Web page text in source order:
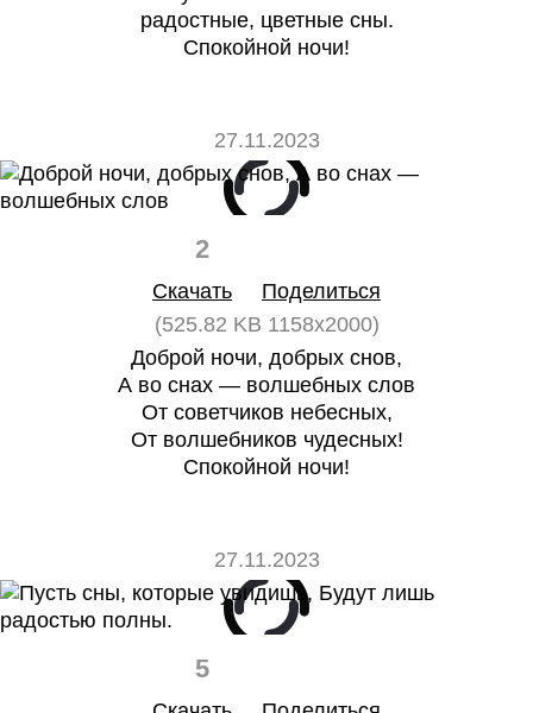
радостные, цветные сны.
Спокойной ночи!
27.11.2023
2
Скачать
Поделиться
(525.82 KB 1158x2000)
Доброй ночи, добрых снов,
А во снах — волшебных слов
От советчиков небесных,
От волшебников чудесных!
Спокойной ночи!
27.11.2023
5